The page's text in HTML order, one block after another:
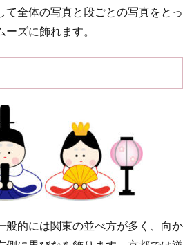
て全体の写真と段ごとの写真をとっ
ズに飾れます。
般的には関東の並べ方が多く、向か